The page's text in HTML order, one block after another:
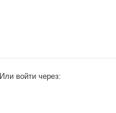
Или войти через: